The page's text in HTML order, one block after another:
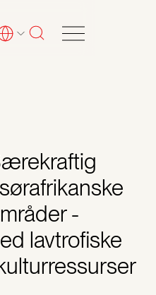
-
lavtrofiske